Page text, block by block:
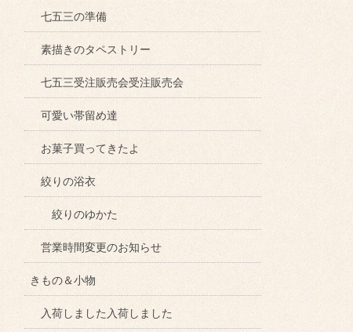
七五三の準備
素描きのタペストリー
七五三受注販売会受注販売会
可愛い帯留め達
お菓子買ってきたよ
絞りの浴衣
絞りのゆかた
営業時間変更のお知らせ
きもの＆小物
入荷しました入荷しました